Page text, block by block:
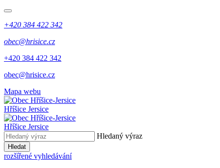
+420 384 422 342
obec@hrisice.cz
+420 384 422 342
obec@hrisice.cz
Mapa webu
Hříšice Jersice
Hříšice Jersice
Hledaný výraz
Hledat
rozšířené vyhledávání